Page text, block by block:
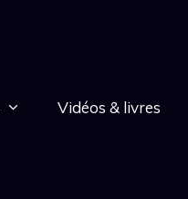
Vidéos & livres